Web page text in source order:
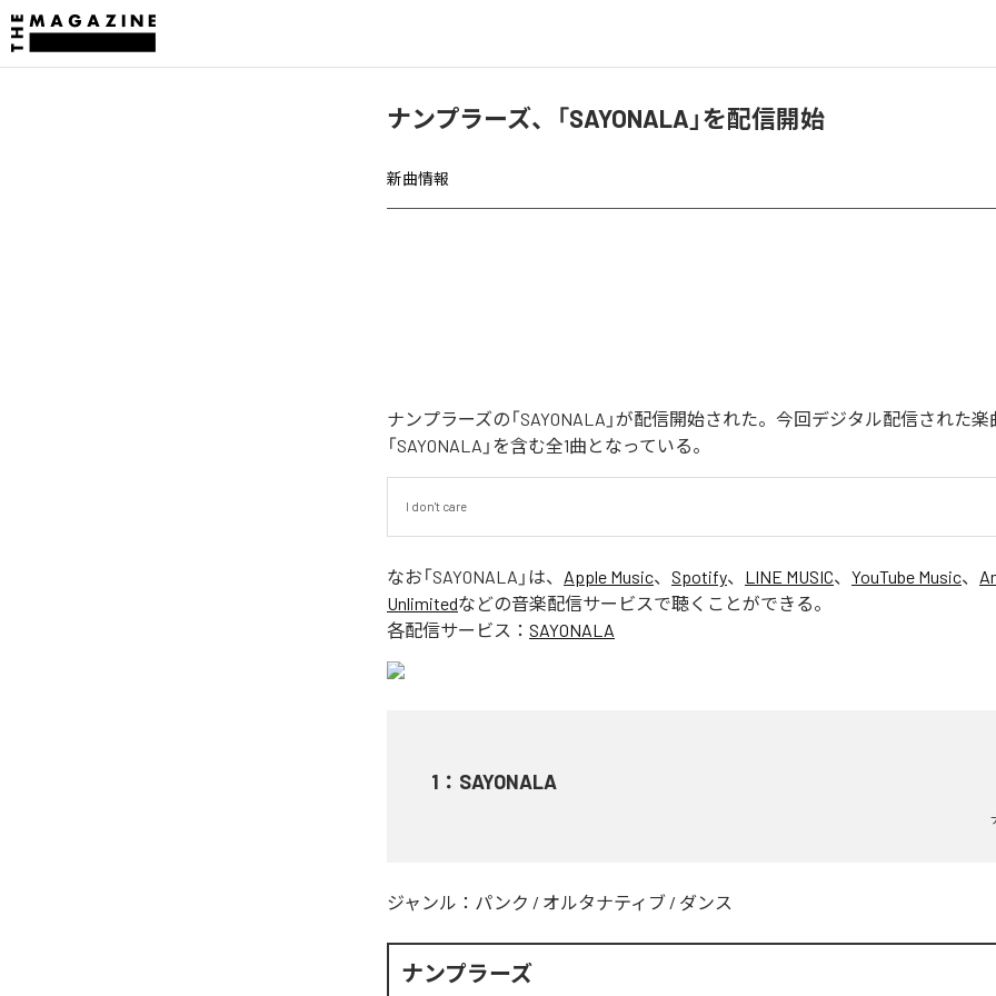
ナンプラーズ、「SAYONALA」を配信開始
新曲情報
ナンプラーズの「SAYONALA」が配信開始された。今回デジタル配信された楽
「SAYONALA」を含む全1曲となっている。
I don't care
なお「SAYONALA 」は、 Apple Music、 Spotify、 LINE MUSIC、 YouTube Music、
Unlimitedなどの音楽配信サービスで聴くことができる。
各配信サービス： SAYONALA
1 ： SAYONALA
ジャンル： パンク / オルタナティブ / ダンス
ナンプラーズ